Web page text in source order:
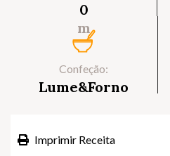
0
m
Confeção:
Lume&Forno
Imprimir Receita